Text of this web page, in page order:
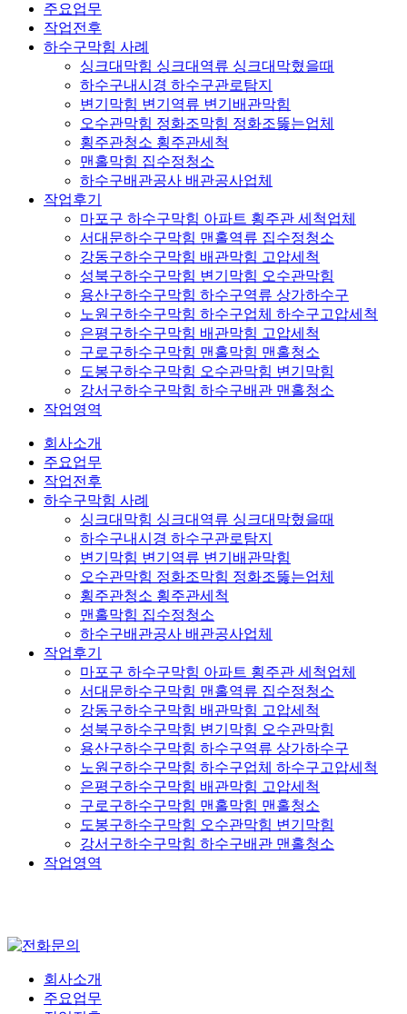
주요업무
작업전후
하수구막힘 사례
싱크대막힘 싱크대역류 싱크대막혔을때
하수구내시경 하수구관로탐지
변기막힘 변기역류 변기배관막힘
오수관막힘 정화조막힘 정화조뚫는업체
횡주관청소 횡주관세척
맨홀막힘 집수정청소
하수구배관공사 배관공사업체
작업후기
마포구 하수구막힘 아파트 횡주관 세척업체
서대문하수구막힘 맨홀역류 집수정청소
강동구하수구막힘 배관막힘 고압세척
성북구하수구막힘 변기막힘 오수관막힘
용산구하수구막힘 하수구역류 상가하수구
노원구하수구막힘 하수구업체 하수구고압세척
은평구하수구막힘 배관막힘 고압세척
구로구하수구막힘 맨홀막힘 맨홀청소
도봉구하수구막힘 오수관막힘 변기막힘
강서구하수구막힘 하수구배관 맨홀청소
작업영역
회사소개
주요업무
작업전후
하수구막힘 사례
싱크대막힘 싱크대역류 싱크대막혔을때
하수구내시경 하수구관로탐지
변기막힘 변기역류 변기배관막힘
오수관막힘 정화조막힘 정화조뚫는업체
횡주관청소 횡주관세척
맨홀막힘 집수정청소
하수구배관공사 배관공사업체
작업후기
마포구 하수구막힘 아파트 횡주관 세척업체
서대문하수구막힘 맨홀역류 집수정청소
강동구하수구막힘 배관막힘 고압세척
성북구하수구막힘 변기막힘 오수관막힘
용산구하수구막힘 하수구역류 상가하수구
노원구하수구막힘 하수구업체 하수구고압세척
은평구하수구막힘 배관막힘 고압세척
구로구하수구막힘 맨홀막힘 맨홀청소
도봉구하수구막힘 오수관막힘 변기막힘
강서구하수구막힘 하수구배관 맨홀청소
작업영역
회사소개
주요업무